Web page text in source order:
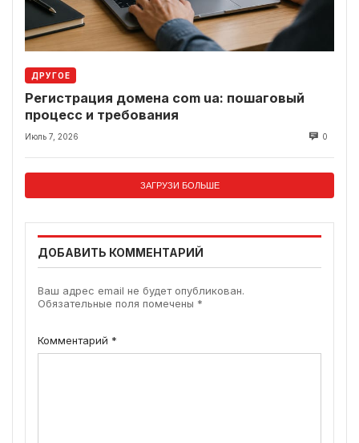
ДРУГОЕ
Регистрация домена com ua: пошаговый
процесс и требования
Июль 7, 2026 0
ЗАГРУЗИ БОЛЬШЕ
ДОБАВИТЬ КОММЕНТАРИЙ
Ваш адрес email не будет опубликован.
Обязательные поля помечены *
Комментарий *